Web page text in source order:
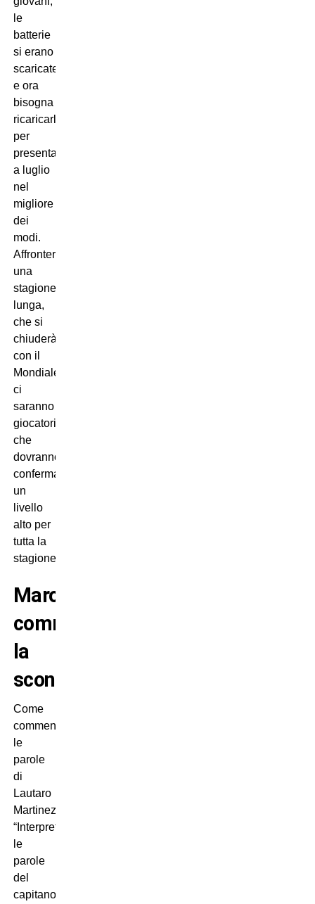
le
batterie
si erano
scaricate
e ora
bisogna
ricaricarle,
per
presentarsi
a luglio
nel
migliore
dei
modi.
Affronteremo
una
stagione
lunga,
che si
chiuderà
con il
Mondiale:
ci
saranno
giocatori
che
dovranno
confermare
un
livello
alto per
tutta la
stagione”.
Marotta
commenta
la
sconfitta
Come
commenta
le
parole
di
Lautaro
Martinez?
“Interpreto
le
parole
del
capitano